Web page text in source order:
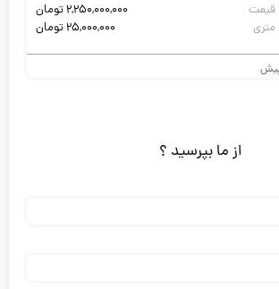
قیمت ۲,۲۵۰,۰۰۰,۰۰۰ تومان
متری
۲۵,۰۰۰,۰۰۰ تومان
از ما بپرسید ؟